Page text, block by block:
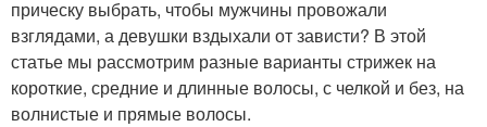
прическу выбрать, чтобы мужчины провожали
взглядами, а девушки вздыхали от зависти? В этой
статье мы рассмотрим разные варианты стрижек на
короткие, средние и длинные волосы, с челкой и без, на
волнистые и прямые волосы.